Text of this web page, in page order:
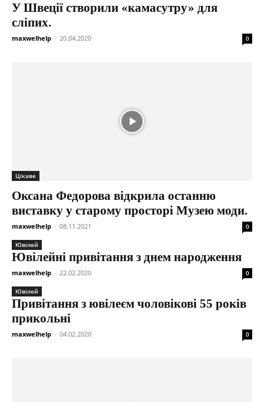
У Швеції створили «камасутру» для
сліпих.
maxwelhelp - 20.04.2020 0
Цікаве
Оксана Федорова відкрила останню
виставку у старому просторі Музею моди.
maxwelhelp - 08.11.2021 0
Ювілей
Ювілейні привітання з днем народження
maxwelhelp - 22.02.2020 0
Ювілей
Привітання з ювілеєм чоловікові 55 років
прикольні
maxwelhelp - 04.02.2020 0